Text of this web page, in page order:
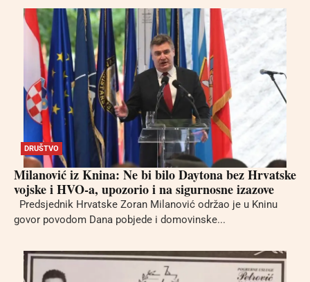
DRUŠTVO
Milanović iz Knina: Ne bi bilo Daytona bez Hrvatske
vojske i HVO-a, upozorio i na sigurnosne izazove
Predsjednik Hrvatske Zoran Milanović održao je u Kninu
govor povodom Dana pobjede i domovinske...